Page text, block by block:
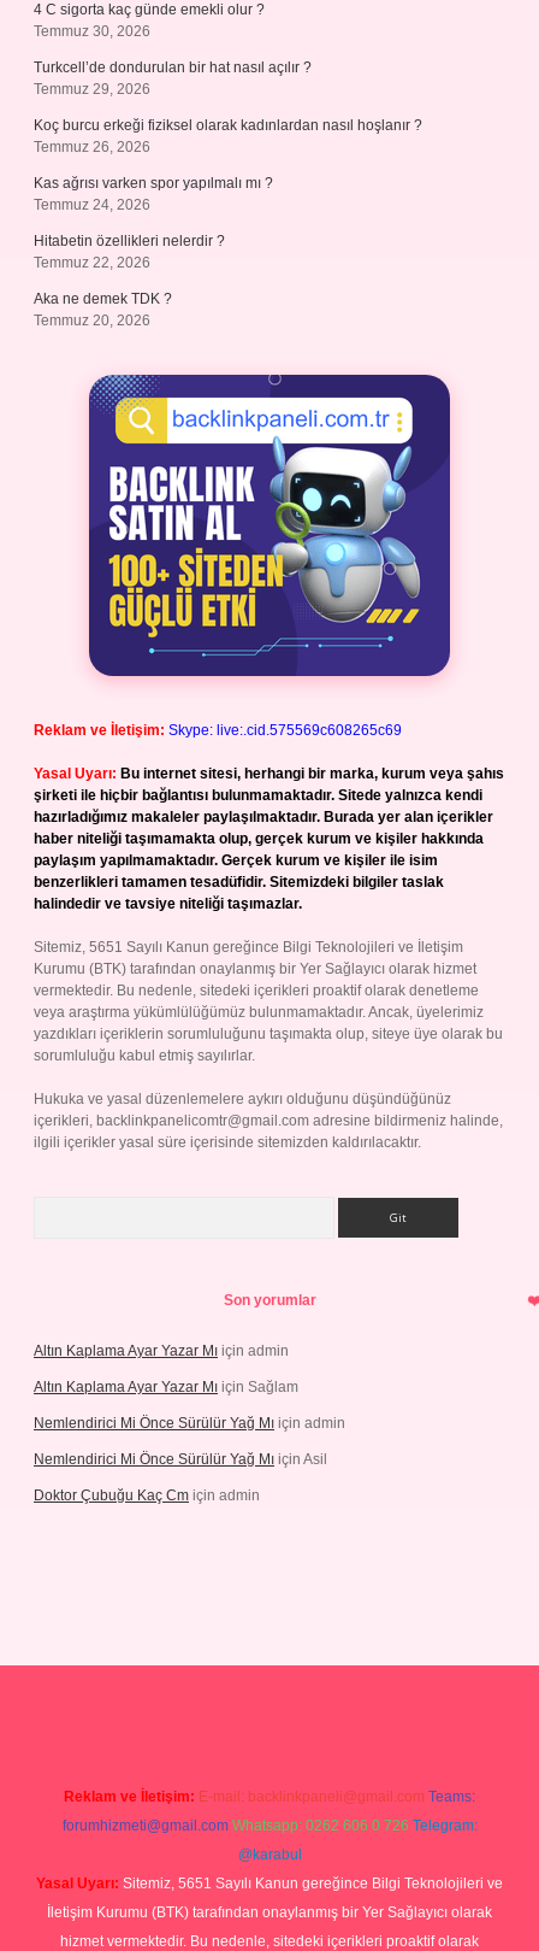
4 C sigorta kaç günde emekli olur ?
Temmuz 30, 2026
Turkcell’de dondurulan bir hat nasıl açılır ?
Temmuz 29, 2026
Koç burcu erkeği fiziksel olarak kadınlardan nasıl hoşlanır ?
Temmuz 26, 2026
Kas ağrısı varken spor yapılmalı mı ?
Temmuz 24, 2026
Hitabetin özellikleri nelerdir ?
Temmuz 22, 2026
Aka ne demek TDK ?
Temmuz 20, 2026
Reklam ve İletişim: Skype: live:.cid.575569c608265c69
Yasal Uyarı: Bu internet sitesi, herhangi bir marka, kurum veya şahıs
şirketi ile hiçbir bağlantısı bulunmamaktadır. Sitede yalnızca kendi
hazırladığımız makaleler paylaşılmaktadır. Burada yer alan içerikler
haber niteliği taşımamakta olup, gerçek kurum ve kişiler hakkında
paylaşım yapılmamaktadır. Gerçek kurum ve kişiler ile isim
benzerlikleri tamamen tesadüfidir. Sitemizdeki bilgiler taslak
halindedir ve tavsiye niteliği taşımazlar.
Sitemiz, 5651 Sayılı Kanun gereğince Bilgi Teknolojileri ve İletişim
Kurumu (BTK) tarafından onaylanmış bir Yer Sağlayıcı olarak hizmet
vermektedir. Bu nedenle, sitedeki içerikleri proaktif olarak denetleme
veya araştırma yükümlülüğümüz bulunmamaktadır. Ancak, üyelerimiz
yazdıkları içeriklerin sorumluluğunu taşımakta olup, siteye üye olarak bu
sorumluluğu kabul etmiş sayılırlar.
Hukuka ve yasal düzenlemelere aykırı olduğunu düşündüğünüz
içerikleri, backlinkpanelicomtr@gmail.com adresine bildirmeniz halinde,
ilgili içerikler yasal süre içerisinde sitemizden kaldırılacaktır.
Son yorumlar
Altın Kaplama Ayar Yazar Mı için admin
Altın Kaplama Ayar Yazar Mı için Sağlam
Nemlendirici Mi Önce Sürülür Yağ Mı için admin
Nemlendirici Mi Önce Sürülür Yağ Mı için Asil
Doktor Çubuğu Kaç Cm için admin
Reklam ve İletişim: E-mail: backlinkpaneli@gmail.com Teams:
forumhizmeti@gmail.com Whatsapp: 0262 606 0 726 Telegram:
@karabul
Yasal Uyarı: Sitemiz, 5651 Sayılı Kanun gereğince Bilgi Teknolojileri ve
İletişim Kurumu (BTK) tarafından onaylanmış bir Yer Sağlayıcı olarak
hizmet vermektedir. Bu nedenle, sitedeki içerikleri proaktif olarak